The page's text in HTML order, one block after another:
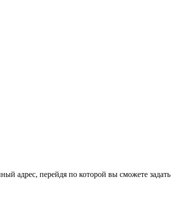
адрес, перейдя по которой вы сможете